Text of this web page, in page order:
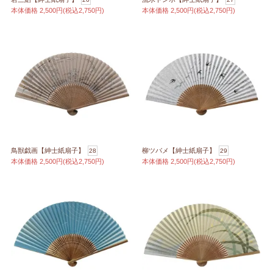
本体価格 2,500円(税込2,750円) 本体価格 2,500円(税込2,750円)
鳥獣戯画【紳士紙扇子】 28
本体価格 2,500円(税込2,750円)
柳ツバメ【紳士紙扇子】 29
本体価格 2,500円(税込2,750円)